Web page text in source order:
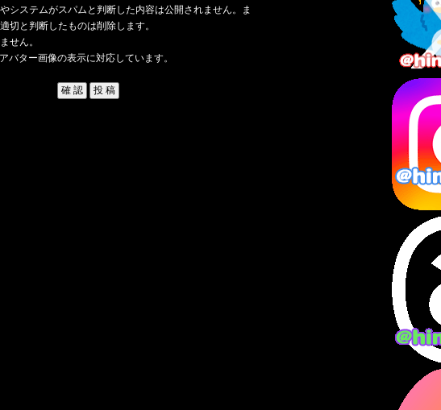
システムがスパムと判断した内容は公開されません。ま
切と判断したものは削除します。
せん。
バター画像の表示に対応しています。
2025年6月
2025年5月
2025年4月
2025年3月
2025年2月
2025年1月
2024年12月
2024年11月
2024年10月
2024年9月
2024年8月
2024年7月
2024年6月
2024年5月
2024年4月
2024年3月
2024年1月
2023年12月
2023年11月
2023年10月
2023年9月
2023年8月
2023年7月
2023年6月
2023年5月
2023年4月
2023年3月
2023年1月
2022年12月
2022年11月